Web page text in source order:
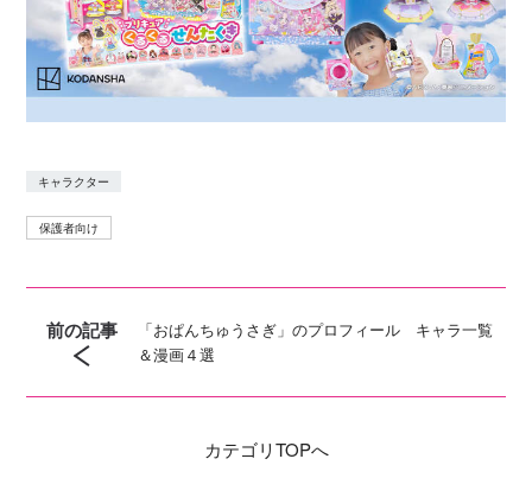
キャラクター
保護者向け
前の記事
「おぱんちゅうさぎ」のプロフィール キャラ一覧
＆漫画４選
カテゴリTOPへ